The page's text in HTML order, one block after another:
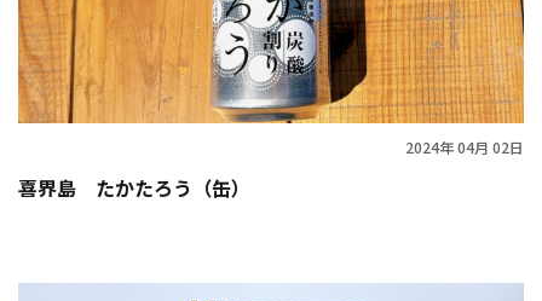
2024年 04月 02日
喜界島 たかたろう（缶）